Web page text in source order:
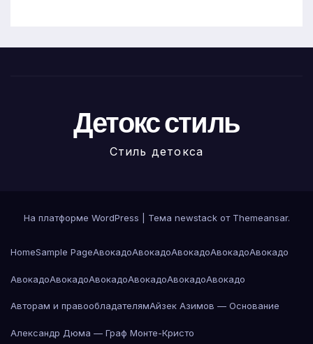
Детокс стиль
Стиль детокса
На платформе WordPress Тема newstack от Themeansar.
HomeSample PageАвокадоАвокадоАвокадоАвокадоАвокадо
АвокадоАвокадоАвокадоАвокадоАвокадоАвокадо
Авторам и правообладателямАйзек Азимов — Основание
Александр Дюма — Граф Монте-Кристо